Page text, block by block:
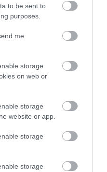
to be sent to
purposes.
me
storage
on web or
storage
website or app.
storage
storage
parter se află
unde se găsește și o
este legat de
iar camerele de sus
stâncilor. În
în pereți,
dintre casă și
rezervor exterior